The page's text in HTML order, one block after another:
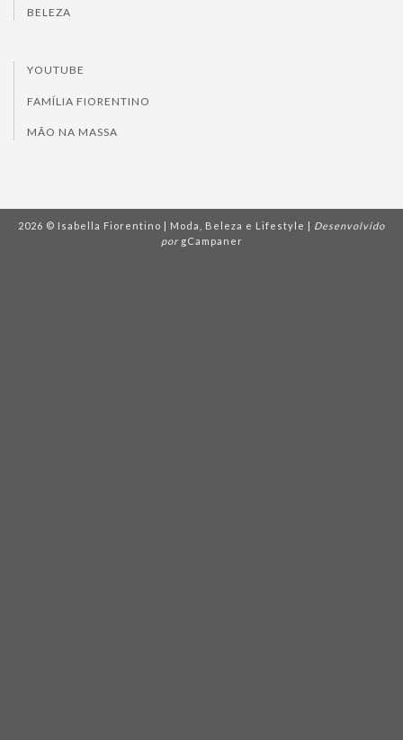
BELEZA
YOUTUBE
FAMÍLIA FIORENTINO
MÃO NA MASSA
2026 © Isabella Fiorentino | Moda, Beleza e Lifestyle | Desenvolvido
por gCampaner